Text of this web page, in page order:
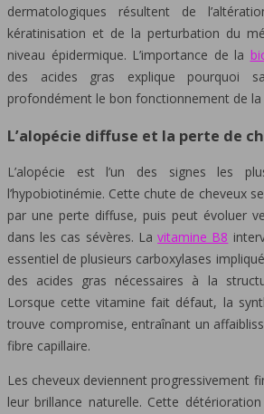
dermatologiques résultent de
kératinisation et de la perturbation du
niveau épidermique. L’importance de la
des acides gras explique pourquoi
profondément le bon fonctionnement de la
L’alopécie diffuse et la perte de
L’alopécie est l’un des signes les
l’hypobiotinémie. Cette chute de cheveux
par une perte diffuse, puis peut évoluer
dans les cas sévères. Lavitamine B8
essentiel de plusieurs carboxylases
des acides gras nécessaires à la
Lorsque cette vitamine fait défaut, la
trouve compromise, entraînant un
fibre capillaire.
Les cheveux deviennent progressivement
leur brillance naturelle. Cette